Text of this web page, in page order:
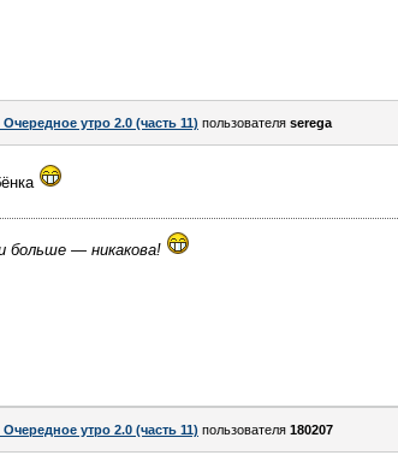
Очередное утро 2.0 (часть 11) пользователя serega
больше — никакова!
Очередное утро 2.0 (часть 11) пользователя 180207